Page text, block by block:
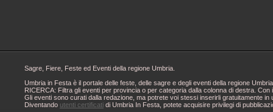
Sagre, Fiere, Feste ed Eventi della regione Umbria.
Umbria in Festa è il portale delle feste, delle sagre e degli eventi della regione
RICERCA: Filtra gli eventi per provincia o per categoria dalla colonna di destra.
Gli eventi sono curati dalla redazione, ma potrete voi stessi inserirli gratuitamente
Diventando utenti certificati di Umbria In Festa, potete acquisire privilegi di